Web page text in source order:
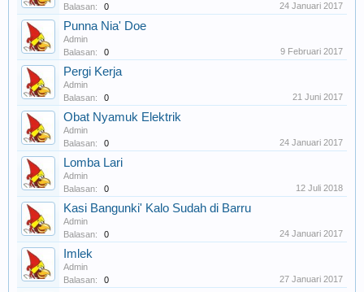
Balasan:
0 24 Januari 2017
Punna Nia' Doe
Admin
Balasan:
0 9 Februari 2017
Pergi Kerja
Admin
Balasan:
0 21 Juni 2017
Obat Nyamuk Elektrik
Admin
Balasan:
0 24 Januari 2017
Lomba Lari
Admin
Balasan:
0 12 Juli 2018
Kasi Bangunki' Kalo Sudah di Barru
Admin
Balasan:
0 24 Januari 2017
Imlek
Admin
Balasan:
0 27 Januari 2017